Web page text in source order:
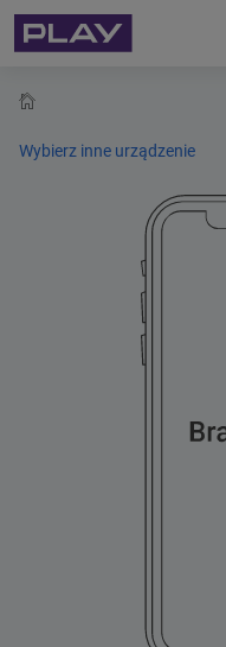
Wybierz inne urządzenie